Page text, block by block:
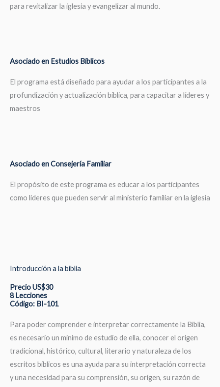
para revitalizar la iglesia y evangelizar al mundo.
Asociado en Estudios Bíblicos
El programa está diseñado para ayudar a los participantes a la
profundización y actualización bíblica, para capacitar a líderes y
maestros
Asociado en Consejería Familiar
El propósito de este programa es educar a los participantes
como líderes que pueden servir al ministerio familiar en la iglesia
Introducción a la biblia
Precio US$30
8 Lecciones
Código: BI-101
Para poder comprender e interpretar correctamente la Biblia,
es necesario un mínimo de estudio de ella, conocer el origen
tradicional, histórico, cultural, literario y naturaleza de los
escritos bíblicos es una ayuda para su interpretación correcta
y una necesidad para su comprensión, su origen, su razón de